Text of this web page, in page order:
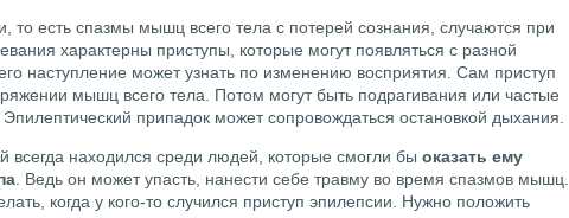
то есть спазмы мышц всего тела с потерей сознания, случаются при
характерны приступы, которые могут появляться с разной
наступление может узнать по изменению восприятия. Сам приступ
мышц всего тела. Потом могут быть подрагивания или частые
припадок может сопровождаться остановкой дыхания.
всегда находился среди людей, которые смогли бы оказать ему
. Ведь он может упасть, нанести себе травму во время спазмов мышц.
когда у кого-то случился приступ эпилепсии. Нужно положить